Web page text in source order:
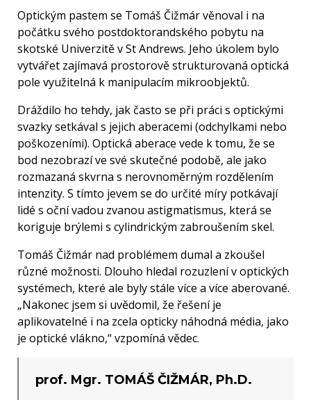
Optickým pastem se Tomáš Čižmár věnoval i na
počátku svého postdoktorandského pobytu na
skotské Univerzitě v St Andrews. Jeho úkolem bylo
vytvářet zajímavá prostorově strukturovaná optická
pole využitelná k manipulacím mikroobjektů.
Dráždilo ho tehdy, jak často se při práci s optickými
svazky setkával s jejich aberacemi (odchylkami nebo
poškozeními). Optická aberace vede k tomu, že se
bod nezobrazí ve své skutečné podobě, ale jako
rozmazaná skvrna s nerovnoměrným rozdělením
intenzity. S tímto jevem se do určité míry potkávají
lidé s oční vadou zvanou astigmatismus, která se
koriguje brýlemi s cylindrickým zabroušením skel.
Tomáš Čižmár nad problémem dumal a zkoušel
různé možnosti. Dlouho hledal rozuzlení v optických
systémech, které ale byly stále více a více aberované.
„Nakonec jsem si uvědomil, že řešení je
aplikovatelné i na zcela opticky náhodná média, jako
je optické vlákno,“ vzpomíná vědec.
prof. Mgr. TOMÁŠ ČIŽMÁR, Ph.D.